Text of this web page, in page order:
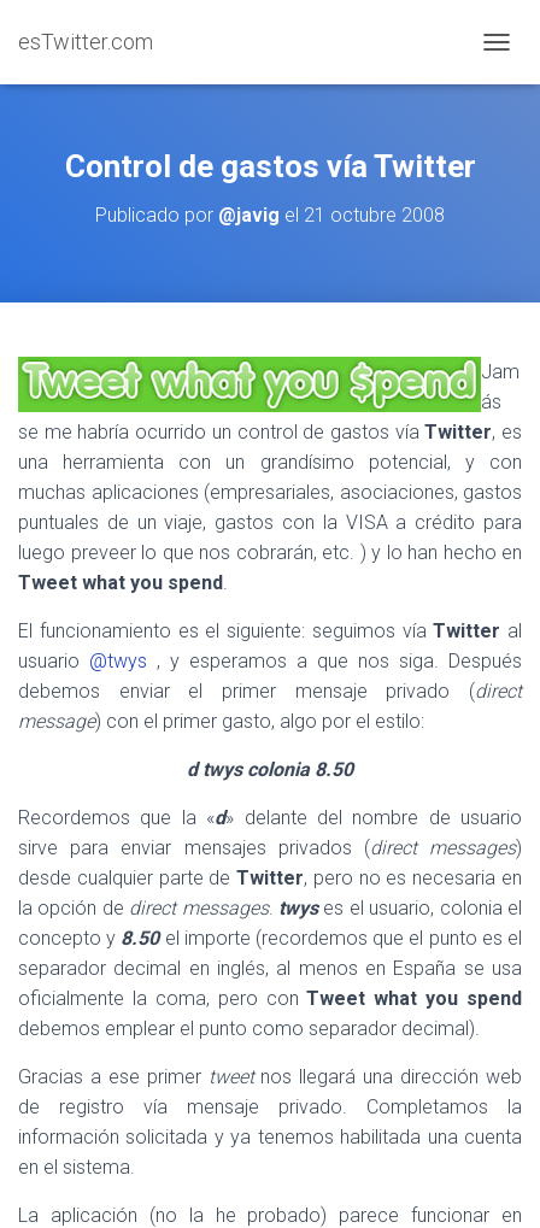
esTwitter.com
Control de gastos vía Twitter
Publicado por @javig el 21 octubre 2008
Jam
ás
se me habría ocurrido un control de gastos víaTwitter, es
una herramienta con un grandísimo potencial, y con
muchas aplicaciones (empresariales, asociaciones, gastos
puntuales de un viaje, gastos con la VISA a crédito para
luego preveer lo que nos cobrarán, etc. ) y lo han hecho en
Tweet what you spend.
El funcionamiento es el siguiente: seguimos víaTwitter al
usuario @twys , y esperamos a que nos siga. Después
debemos enviar el primer mensaje privado (direct
message) con el primer gasto, algo por el estilo:
d twys colonia 8.50
Recordemos que la «d» delante del nombre de usuario
sirve para enviar mensajes privados (direct messages)
desde cualquier parte deTwitter, pero no es necesaria en
la opción de direct messages. twyses el usuario, colonia el
concepto y 8.50el importe (recordemos que el punto es el
separador decimal en inglés, al menos en España se usa
oficialmente la coma, pero conTweet what you spend
debemos emplear el punto como separador decimal).
Gracias a ese primer tweetnos llegará una dirección web
de registro vía mensaje privado. Completamos la
información solicitada y ya tenemos habilitada una cuenta
en el sistema.
La aplicación (no la he probado) parece funcionar en